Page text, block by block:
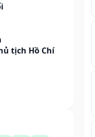
tịch Hồ Chí